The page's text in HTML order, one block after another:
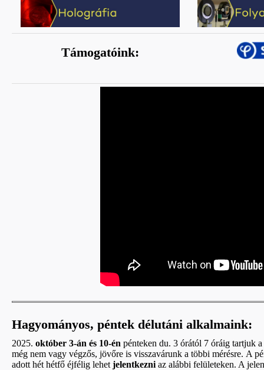
Támogatóink:
Hagyományos, péntek délutáni alkalmaink:
2025. október 3-án és 10-én pénteken du. 3 órától 7 óráig tartjuk
még nem vagy végzős, jövőre is visszavárunk a többi mérésre. A
adott hét hétfő éjfélig lehet jelentkezni az alábbi felületeken. A